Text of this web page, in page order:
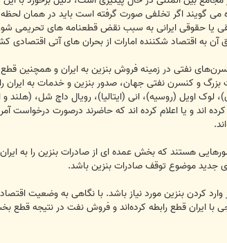
های یاد شده می گویند اگر تخلفی صورت گرفته است باید
یا حقوقی ایرانی به سبب نقض قطعنامه های تحریمی
آن به اقتصاد شکننده امارات از بحران های آتی
نفتی در زمینه فروش بنزین به ایران و همچنین قطع
یافته است به گونه ای که گفته می شود تاکنون بیش از 20 شرکت بزرگ و کنسرن نفتی
اند و یا اعلام کرده اند که حاضرند درصورت درخواست
هستند که بخش عمده ای از صادرات بنزین را به
جدید موضوع توقف صادرات بنزین باشد.
وارد کردن بنزین مورد نیاز باشد. با نگاهی به وضعیت